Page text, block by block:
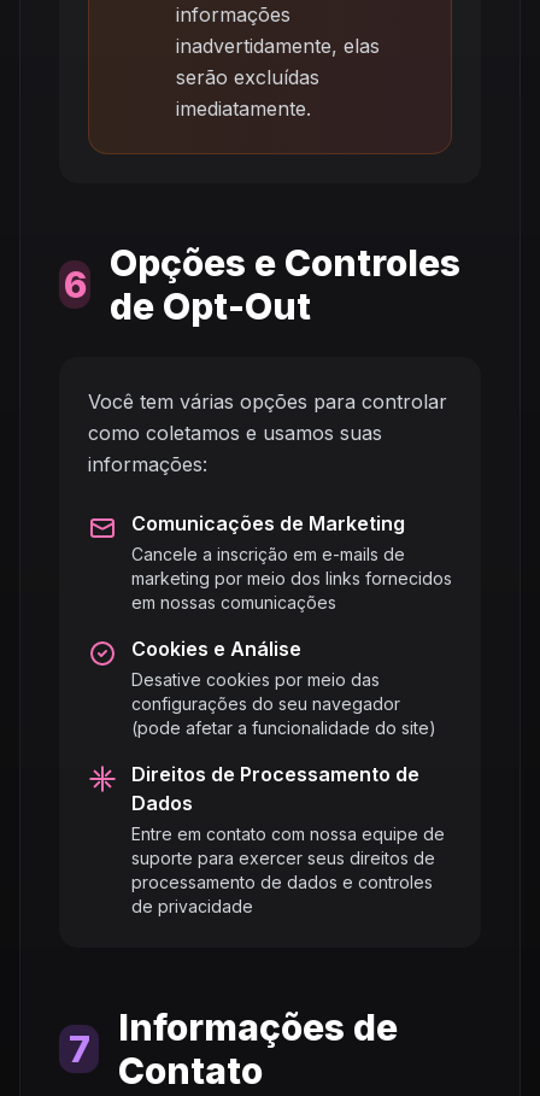
informações
inadvertidamente, elas
serão excluídas
imediatamente.
6 Opções e Controles
de Opt-Out
Você tem várias opções para controlar
como coletamos e usamos suas
informações:
Comunicações de Marketing
Cancele a inscrição em e-mails de
marketing por meio dos links fornecidos
em nossas comunicações
Cookies e Análise
Desative cookies por meio das
configurações do seu navegador
(pode afetar a funcionalidade do site)
Direitos de Processamento de
Dados
Entre em contato com nossa equipe de
suporte para exercer seus direitos de
processamento de dados e controles
de privacidade
7
Informações de
Contato